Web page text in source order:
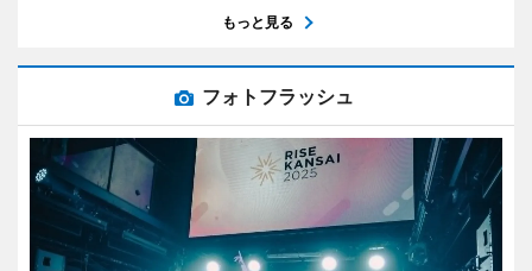
もっと見る
フォトフラッシュ